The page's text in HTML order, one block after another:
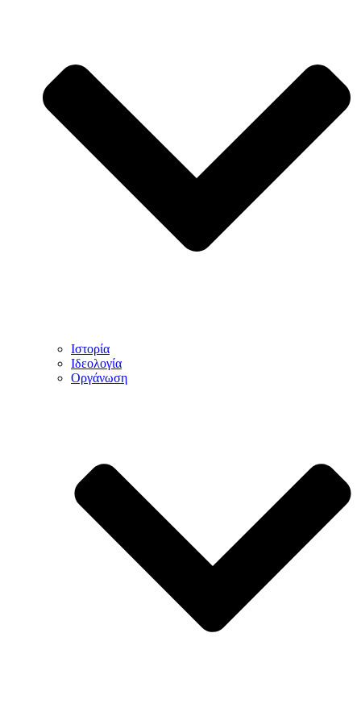
Ιστορία
Ιδεολογία
Οργάνωση